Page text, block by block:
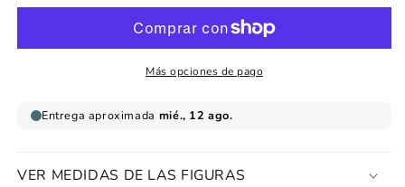
roadtrip
roadtrip
lechero
Más opciones de pago
VER MEDIDAS DE LAS FIGURAS